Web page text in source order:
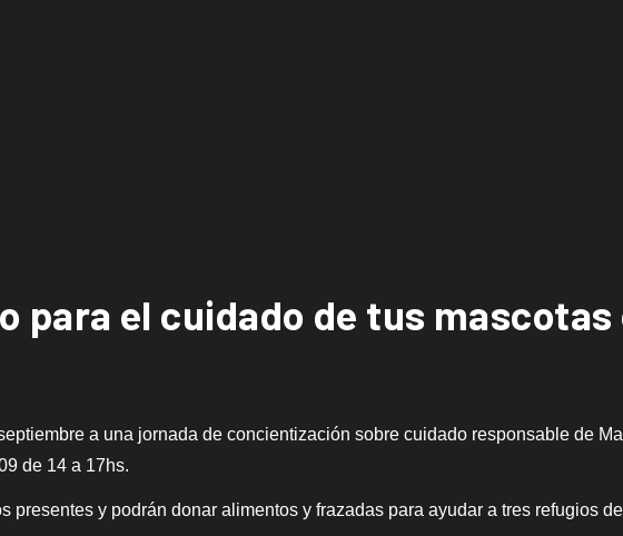
para el cuidado de tus mascotas
a una jornada de concientización sobre cuidado responsable de
de 14 a 17hs.
presentes y podrán donar alimentos y frazadas para ayudar a tres refugios